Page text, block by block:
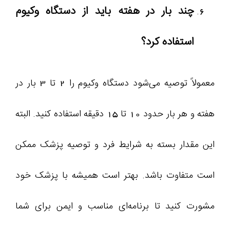
چند بار در هفته باید از دستگاه وکیوم
استفاده کرد؟
معمولاً توصیه می‌شود دستگاه وکیوم را 2 تا 3 بار در
هفته و هر بار حدود 10 تا 15 دقیقه استفاده کنید. البته
این مقدار بسته به شرایط فرد و توصیه پزشک ممکن
است متفاوت باشد. بهتر است همیشه با پزشک خود
مشورت کنید تا برنامه‌ای مناسب و ایمن برای شما